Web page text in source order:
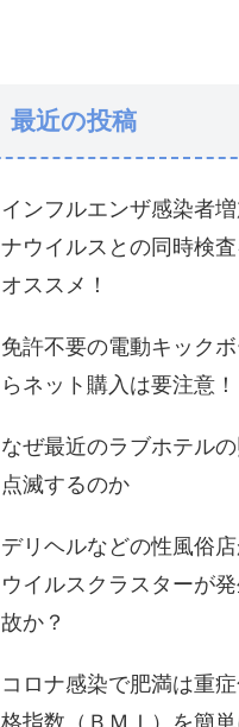
最近の投稿
インフルエンザ感染者
ナウイルスとの同時検
オススメ！
免許不要の電動キック
らネット購入は要注意！
なぜ最近のラブホテル
点滅するのか
デリヘルなどの性風俗
ウイルスクラスターが
故か？
コロナ感染で肥満は重
格指数（ＢＭＩ）を簡